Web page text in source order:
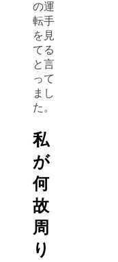
の運
転手
を見
てる
と言
って
まし
た。
私
が
何
故
周
り